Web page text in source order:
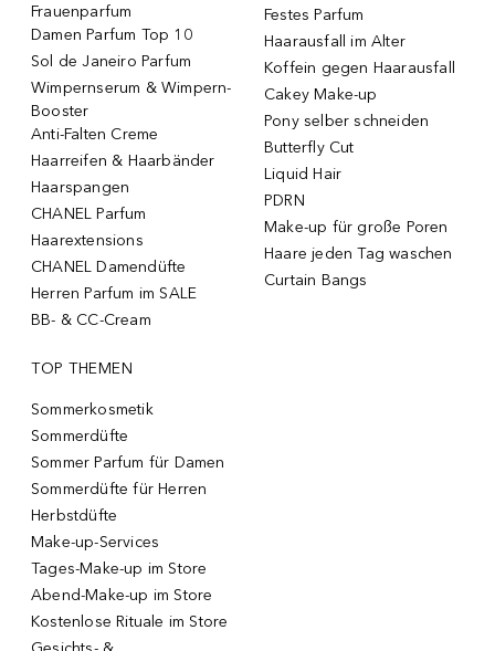
Frauenparfum
Damen Parfum Top 10
Sol de Janeiro Parfum
Wimpernserum & Wimpern-
Booster
Anti-Falten Creme
Haarreifen & Haarbänder
Haarspangen
CHANEL Parfum
Haarextensions
CHANEL Damendüfte
Herren Parfum im SALE
BB- & CC-Cream
Festes Parfum
Haarausfall im Alter
Koffein gegen Haarausfall
Cakey Make-up
Pony selber schneiden
Butterfly Cut
Liquid Hair
PDRN
Make-up für große Poren
Haare jeden Tag waschen
Curtain Bangs
TOP THEMEN
Sommerkosmetik
Sommerdüfte
Sommer Parfum für Damen
Sommerdüfte für Herren
Herbstdüfte
Make-up-Services
Tages-Make-up im Store
Abend-Make-up im Store
Kostenlose Rituale im Store